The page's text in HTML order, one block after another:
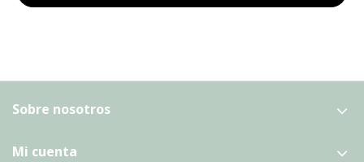
Sobre nosotros
Mi cuenta